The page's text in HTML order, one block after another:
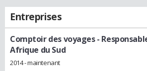
Entreprises
Comptoir des voyages-
Afrique du Sud
2014 - maintenant